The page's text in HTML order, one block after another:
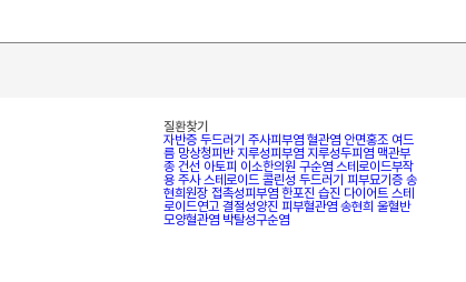
질환찾기
자반증 두드러기 주사피부염 혈관염 안면홍조 여드
름 망상청피반 지루성피부염 지루성두피염 맥관부
종 건선 아토피 이소한의원 구순염 스테로이드부작
용 주사 스테로이드 콜린성 두드러기 피부묘기증 송
현희원장 접촉성피부염 한포진 습진 다이어트 스테
로이드연고 결절성양진 피부혈관염 송현희 울혈반
모양혈관염 박탈성구순염